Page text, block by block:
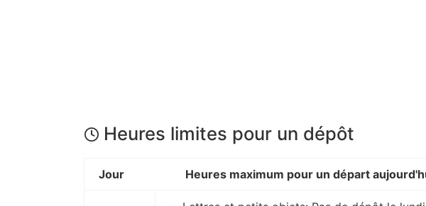
Heures limites pour un dépôt
Jour Heures maximum pour un départ